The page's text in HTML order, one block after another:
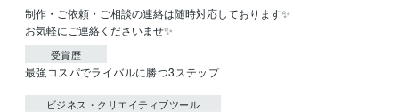
制作・ご依頼・ご相談の連絡は随時対応しております✨
受賞歴
最強コスパでライバルに勝つ3ステップ
ビジネス・クリエイティブツール